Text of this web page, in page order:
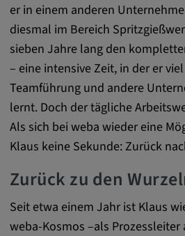
er in einem anderen
diesmal im Bereich
sieben Jahre lang den
– eine intensive Zeit, in der er
Teamführung und andere
lernt. Doch der tägliche
Als sich bei weba wieder eine
Klaus keine Sekunde: Zurück
Zurück zu den
Seit etwa einem Jahr ist Klaus
weba-Kosmos –als Prozessleiter
Anbieter:
google.com
Zweck:
Mit diesen Cookie
und sonstige
Cookie Laufzeit:
Youtube
Name:
VISITOR_INFO1_LIVE,